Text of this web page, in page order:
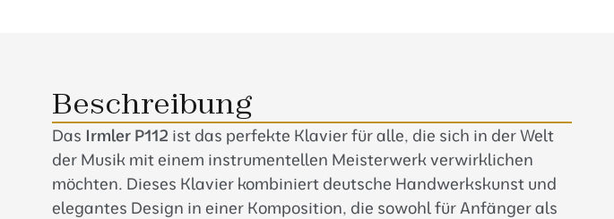
Beschreibung
Das Irmler P112 ist das perfekte Klavier für alle, die sich in der Welt
der Musik mit einem instrumentellen Meisterwerk verwirklichen
möchten. Dieses Klavier kombiniert deutsche Handwerkskunst und
elegantes Design in einer Komposition, die sowohl für Anfänger als